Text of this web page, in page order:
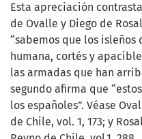
Esta apreciación
de Ovalle y Diego de
“sabemos que los isleños
humana, cortés y
las armadas que han
segundo afirma que
los españoles”. Véase
de Chile, vol. 1, 173; y